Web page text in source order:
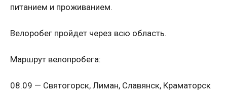
питанием и проживанием.
Велоробег пройдет через всю область.
Маршрут велопробега:
08.09 — Святогорск, Лиман, Славянск, Краматорск